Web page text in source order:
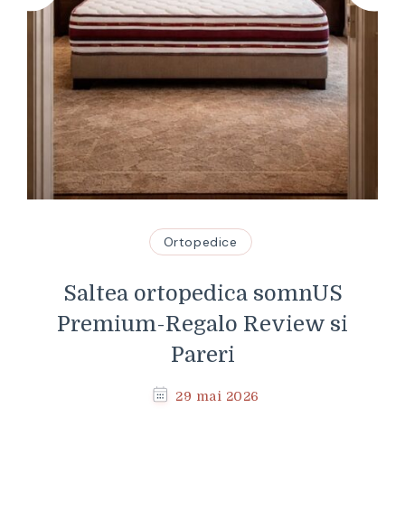
Ortopedice
Saltea ortopedica somnUS
Premium-Regalo Review si
Pareri
29 mai 2026